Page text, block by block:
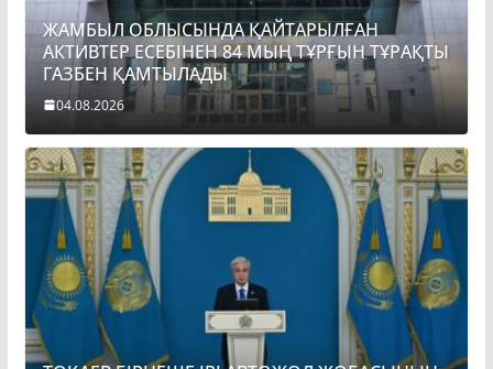
ЖАМБЫЛ ОБЛЫСЫНДА ҚАЙТАРЫЛҒАН
АКТИВТЕР ЕСЕБІНЕН 84 МЫҢ ТҰРҒЫН ТҰРАҚТЫ
ГАЗБЕН ҚАМТЫЛАДЫ
04.08.2026